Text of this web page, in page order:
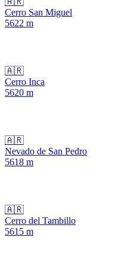
Cerro San Miguel
5622 m
🇦🇷
Cerro Inca
5620 m
🇦🇷
Nevado de San Pedro
5618 m
🇦🇷
Cerro del Tambillo
5615 m